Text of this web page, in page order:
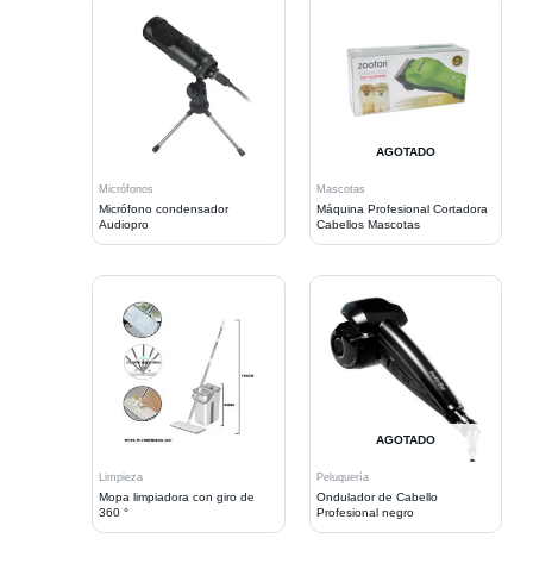
Micrófonos
Micrófono condensador
Audiopro
AGOTADO
Mascotas
Máquina Profesional Cortadora
Cabellos Mascotas
Limpieza
Mopa limpiadora con giro de
360 °
AGOTADO
Peluquería
Ondulador de Cabello
Profesional negro